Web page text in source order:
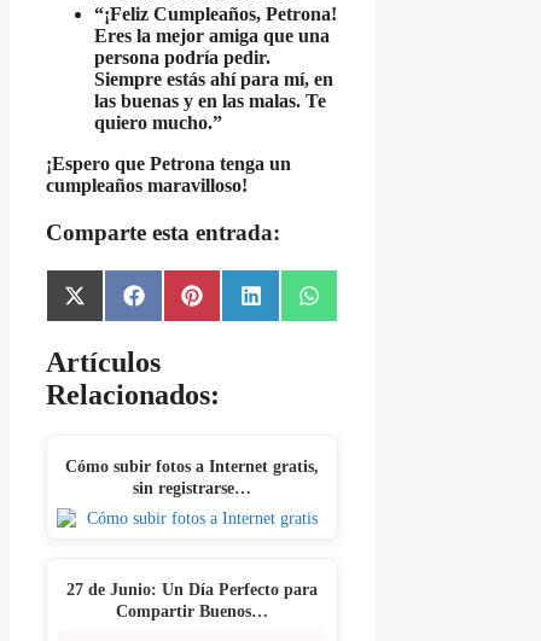
“¡Feliz Cumpleaños, Petrona!
Eres la mejor amiga que una
persona podría pedir.
Siempre estás ahí para mí, en
las buenas y en las malas. Te
quiero mucho.”
¡Espero que Petrona tenga un
cumpleaños maravilloso!
Comparte esta entrada:
Share
on
X
(Twitter)
Share
on
FacebookShare
on
PinterestShare
on
LinkedInShare
on
WhatsApp
Artículos
Relacionados:
Cómo subir fotos a Internet gratis,
sin registrarse…
27 de Junio: Un Día Perfecto para
Compartir Buenos…